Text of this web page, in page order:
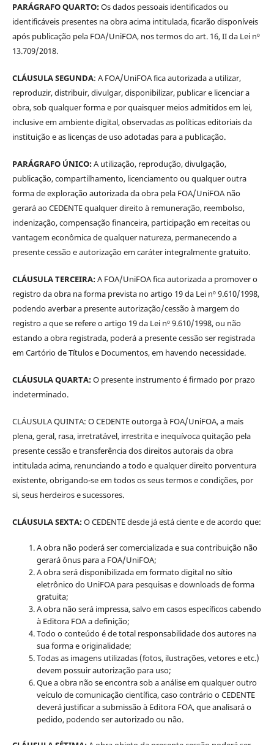
PARÁGRAFO QUARTO:Os dados pessoais identificados ou
identificáveis presentes na obra acima intitulada, ficarão disponíveis
após publicação pela FOA/UniFOA, nos termos do art. 16, II da Lei nº
13.709/2018.
CLÁUSULA SEGUNDA: A FOA/UniFOA fica autorizada a utilizar,
reproduzir, distribuir, divulgar, disponibilizar, publicar e licenciar a
obra, sob qualquer forma e por quaisquer meios admitidos em lei,
inclusive em ambiente digital, observadas as políticas editoriais da
instituição e as licenças de uso adotadas para a publicação.
PARÁGRAFO ÚNICO:A utilização, reprodução, divulgação,
publicação, compartilhamento, licenciamento ou qualquer outra
forma de exploração autorizada da obra pela FOA/UniFOA não
gerará ao CEDENTE qualquer direito à remuneração, reembolso,
indenização, compensação financeira, participação em receitas ou
vantagem econômica de qualquer natureza, permanecendo a
presente cessão e autorização em caráter integralmente gratuito.
CLÁUSULA TERCEIRA:A FOA/UniFOA fica autorizada a promover o
registro da obra na forma prevista no artigo 19 da Lei nº 9.610/1998,
podendo averbar a presente autorização/cessão à margem do
registro a que se refere o artigo 19 da Lei nº 9.610/1998, ou não
estando a obra registrada, poderá a presente cessão ser registrada
em Cartório de Títulos e Documentos, em havendo necessidade.
CLÁUSULA QUARTA:O presente instrumento é firmado por prazo
indeterminado.
CLÁUSULA QUINTA: O CEDENTE outorga à FOA/UniFOA, a mais
plena, geral, rasa, irretratável, irrestrita e inequívoca quitação pela
presente cessão e transferência dos direitos autorais da obra
intitulada acima, renunciando a todo e qualquer direito porventura
existente, obrigando-se em todos os seus termos e condições, por
si, seus herdeiros e sucessores.
CLÁUSULA SEXTA:O CEDENTE desde já está ciente e de acordo que:
A obra não poderá ser comercializada e sua contribuição não
gerará ônus para a FOA/UniFOA;
A obra será disponibilizada em formato digital no sítio
eletrônico do UniFOA para pesquisas e downloads de forma
gratuita;
A obra não será impressa, salvo em casos específicos cabendo
à Editora FOA a definição;
Todo o conteúdo é de total responsabilidade dos autores na
sua forma e originalidade;
Todas as imagens utilizadas (fotos, ilustrações, vetores e etc.)
devem possuir autorização para uso;
Que a obra não se encontra sob a análise em qualquer outro
veículo de comunicação científica, caso contrário o CEDENTE
deverá justificar a submissão à Editora FOA, que analisará o
pedido, podendo ser autorizado ou não.